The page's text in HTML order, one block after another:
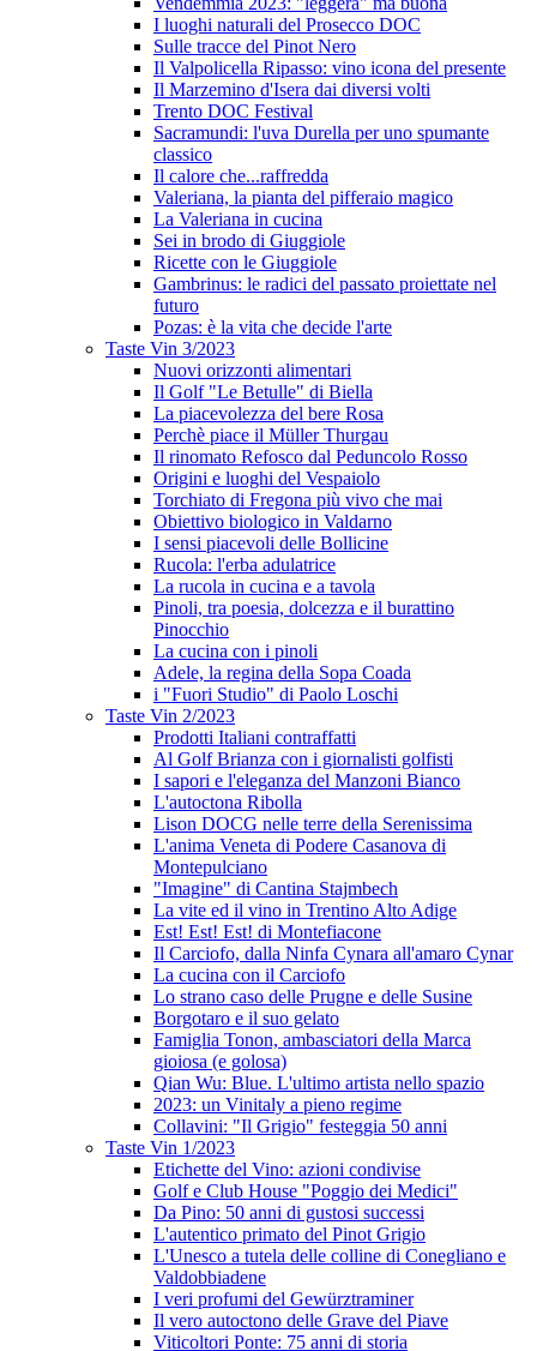
I luoghi naturali del Prosecco DOC
Sulle tracce del Pinot Nero
Il Valpolicella Ripasso: vino icona del presente
Il Marzemino d'Isera dai diversi volti
Trento DOC Festival
Sacramundi: l'uva Durella per uno spumante
classico
Il calore che...raffredda
Valeriana, la pianta del pifferaio magico
La Valeriana in cucina
Sei in brodo di Giuggiole
Ricette con le Giuggiole
Gambrinus: le radici del passato proiettate nel
futuro
Pozas: è la vita che decide l'arte
Taste Vin 3/2023
Nuovi orizzonti alimentari
Il Golf "Le Betulle" di Biella
La piacevolezza del bere Rosa
Perchè piace il Müller Thurgau
Il rinomato Refosco dal Peduncolo Rosso
Origini e luoghi del Vespaiolo
Torchiato di Fregona più vivo che mai
Obiettivo biologico in Valdarno
I sensi piacevoli delle Bollicine
Rucola: l'erba adulatrice
La rucola in cucina e a tavola
Pinoli, tra poesia, dolcezza e il burattino
Pinocchio
La cucina con i pinoli
Adele, la regina della Sopa Coada
i "Fuori Studio" di Paolo Loschi
Taste Vin 2/2023
Prodotti Italiani contraffatti
Al Golf Brianza con i giornalisti golfisti
I sapori e l'eleganza del Manzoni Bianco
L'autoctona Ribolla
Lison DOCG nelle terre della Serenissima
L'anima Veneta di Podere Casanova di
Montepulciano
"Imagine" di Cantina Stajmbech
La vite ed il vino in Trentino Alto Adige
Est! Est! Est! di Montefiacone
Il Carciofo, dalla Ninfa Cynara all'amaro Cynar
La cucina con il Carciofo
Lo strano caso delle Prugne e delle Susine
Borgotaro e il suo gelato
Famiglia Tonon, ambasciatori della Marca
gioiosa (e golosa)
Qian Wu: Blue. L'ultimo artista nello spazio
2023: un Vinitaly a pieno regime
Collavini: "Il Grigio" festeggia 50 anni
Taste Vin 1/2023
Etichette del Vino: azioni condivise
Golf e Club House "Poggio dei Medici"
Da Pino: 50 anni di gustosi successi
L'autentico primato del Pinot Grigio
L'Unesco a tutela delle colline di Conegliano e
Valdobbiadene
I veri profumi del Gewürztraminer
Il vero autoctono delle Grave del Piave
Viticoltori Ponte: 75 anni di storia